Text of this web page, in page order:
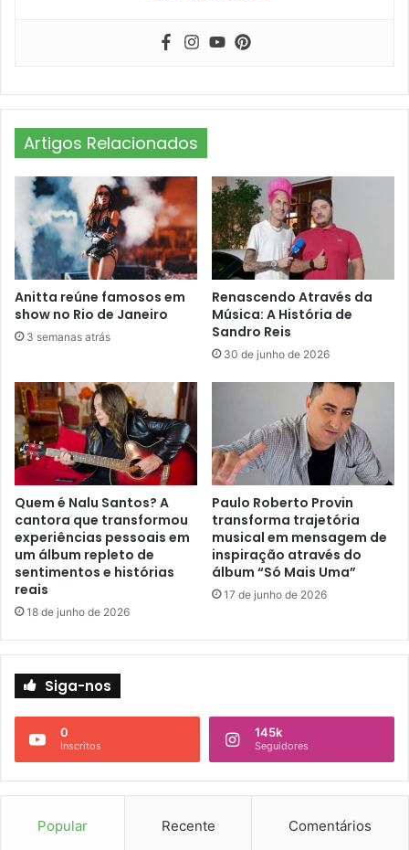
Artigos Relacionados
Anitta reúne famosos em
show no Rio de Janeiro
3 semanas atrás
Renascendo Através da
Música: A História de
Sandro Reis
30 de junho de 2026
Quem é Nalu Santos? A
cantora que transformou
experiências pessoais em
um álbum repleto de
sentimentos e histórias
reais
18 de junho de 2026
Paulo Roberto Provin
transforma trajetória
musical em mensagem de
inspiração através do
álbum “Só Mais Uma”
17 de junho de 2026
Siga-nos
0
Inscritos
145k
Seguidores
Popular Recente Comentários